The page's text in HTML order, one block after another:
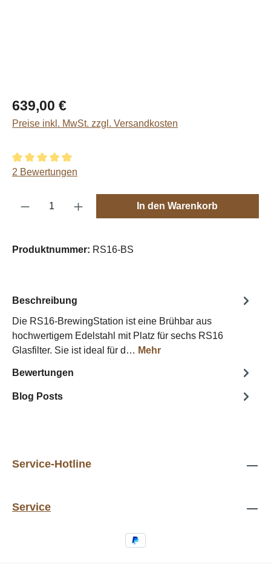
Regulärer Preis:
639,00 €
Preise inkl. MwSt. zzgl. Versandkosten
Durchschnittliche Bewertung von 5 von 5 Sternen
2 Bewertungen
Produkt Anzahl: Gib den gewünschten
In den Warenkorb
Produktnummer: RS16-BS
Beschreibung
Die RS16-BrewingStation ist eine Brühbar aus
hochwertigem Edelstahl mit Platz für sechs RS16
Glasfilter. Sie ist ideal für d… Mehr
Bewertungen
Blog Posts
Service-Hotline
Service